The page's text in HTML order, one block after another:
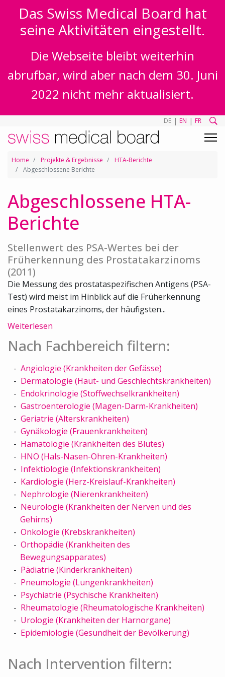
Das Swiss Medical Board hat
seine Aktivitäten eingestellt.
Die Webseite bleibt weiterhin
abrufbar, wird aber nach dem 30. Juni
2022 nicht mehr aktualisiert.
DE | EN | FR
Home Projekte & Ergebnisse
HTA-Berichte
Abgeschlossene Berichte
Abgeschlossene HTA-
Berichte
Stellenwert des PSA-Wertes bei der
Früherkennung des Prostatakarzinoms
(2011)
Die Messung des prostataspezifischen Antigens (PSA-
Test) wird meist im Hinblick auf die Früherkennung
eines Prostatakarzinoms, der häufigsten...
Weiterlesen
Nach Fachbereich filtern:
Angiologie (Krankheiten der Gefässe)
Dermatologie (Haut- und Geschlechtskrankheiten)
Endokrinologie (Stoffwechselkrankheiten)
Gastroenterologie (Magen-Darm-Krankheiten)
Geriatrie (Alterskrankheiten)
Gynäkologie (Frauenkrankheiten)
Hämatologie (Krankheiten des Blutes)
HNO (Hals-Nasen-Ohren-Krankheiten)
Infektiologie (Infektionskrankheiten)
Kardiologie (Herz-Kreislauf-Krankheiten)
Nephrologie (Nierenkrankheiten)
Neurologie (Krankheiten der Nerven und des
Gehirns)
Onkologie (Krebskrankheiten)
Orthopädie (Krankheiten des
Bewegungsapparates)
Pädiatrie (Kinderkrankheiten)
Pneumologie (Lungenkrankheiten)
Psychiatrie (Psychische Krankheiten)
Rheumatologie (Rheumatologische Krankheiten)
Urologie (Krankheiten der Harnorgane)
Epidemiologie (Gesundheit der Bevölkerung)
Nach Intervention filtern: